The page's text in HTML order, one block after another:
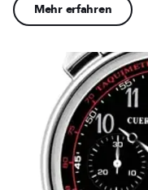
Mehr erfahren